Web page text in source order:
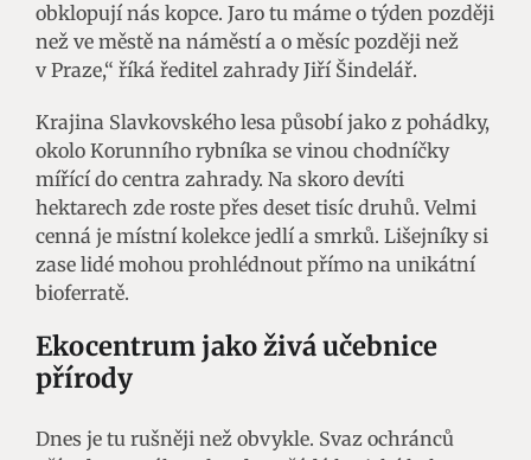
obklopují nás kopce. Jaro tu máme o týden později
než ve městě na náměstí a o měsíc později než
v Praze,“ říká ředitel zahrady Jiří Šindelář.
Krajina Slavkovského lesa působí jako z pohádky,
okolo Korunního rybníka se vinou chodníčky
mířící do centra zahrady. Na skoro devíti
hektarech zde roste přes deset tisíc druhů. Velmi
cenná je místní kolekce jedlí a smrků. Lišejníky si
zase lidé mohou prohlédnout přímo na unikátní
bioferratě.
Ekocentrum jako živá učebnice
přírody
Dnes je tu rušněji než obvykle. Svaz ochránců